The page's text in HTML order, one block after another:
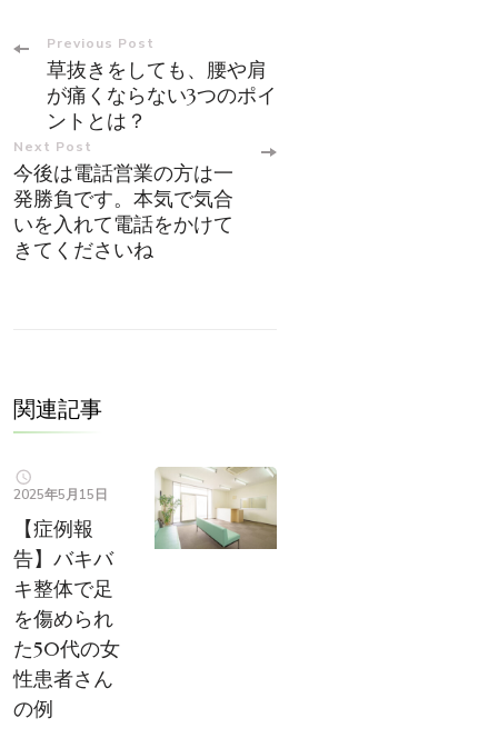
Post
Navigation
Previous Post
草抜きをしても、腰や肩
が痛くならない3つのポイ
ントとは？
Next Post
今後は電話営業の方は一
発勝負です。本気で気合
いを入れて電話をかけて
きてくださいね
関連記事
2025年5月15日
【症例報
告】バキバ
キ整体で足
を傷められ
た50代の女
性患者さん
の例